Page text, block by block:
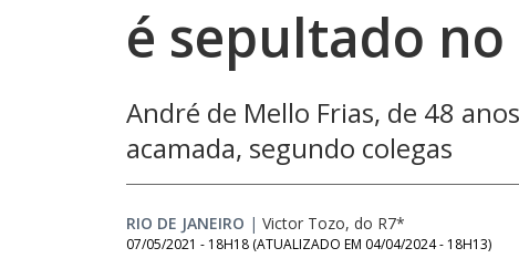
é sepultado no
André de Mello Frias, de 48
acamada, segundo colegas
RIO DE JANEIRO | Victor Tozo, do R7*
07/05/2021 - 18H18 (ATUALIZADO EM 04/04/2024 - 18H13)